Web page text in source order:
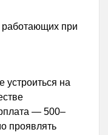
при
устроиться на
— 500–
проявлять